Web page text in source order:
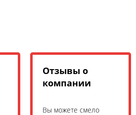
Отзывы о
компании
Вы можете смело